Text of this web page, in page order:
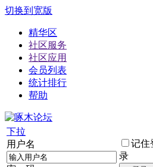
切换到宽版
精华区
社区服务
社区应用
会员列表
统计排行
帮助
下拉
用户名
记住
录